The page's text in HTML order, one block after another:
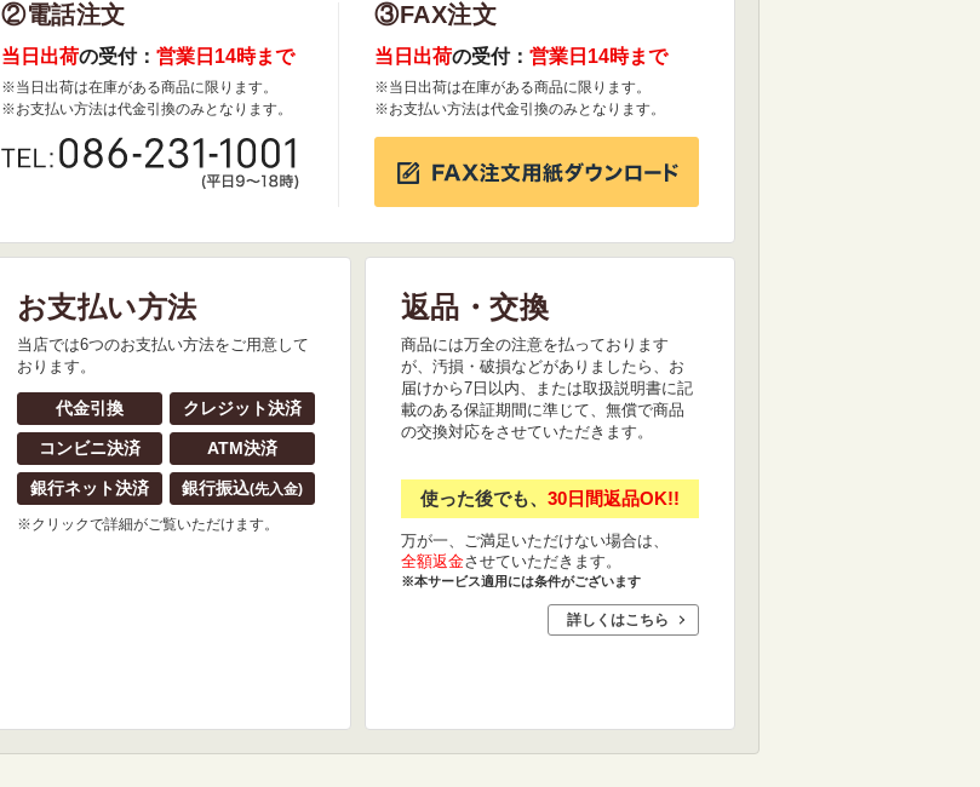
②電話注文
当日出荷の受付： 営業日14時まで
※当日出荷は在庫がある商品に限ります。
※お支払い方法は代金引換のみとなります。
③FAX注文
当日出荷の受付： 営業日14時まで
※当日出荷は在庫がある商品に限ります。
※お支払い方法は代金引換のみとなります。
お支払い方法
当店では6つのお支払い方法をご用意して
おります。
代金引換 クレジット決済
コンビニ決済 ATM決済
銀行ネット決済 銀行振込(先入金)
※クリックで詳細がご覧いただけます。
返品・交換
商品には万全の注意を払っております
が、汚損・破損などがありましたら、お
届けから7日以内、または取扱説明書に記
載のある保証期間に準じて、無償で商品
の交換対応をさせていただきます。
使った後でも、 30日間返品OK!!
万が一、ご満足いただけない場合は、
全額返金させていただきます。
※本サービス適用には条件がございます
詳しくはこちら